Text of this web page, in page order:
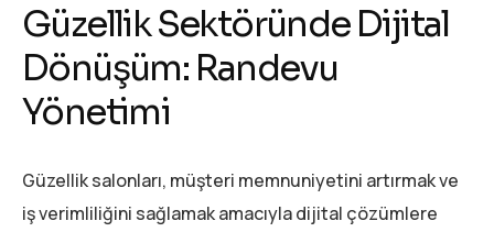
Güzellik Sektöründe Dijital
Dönüşüm: Randevu
Yönetimi
Güzellik salonları, müşteri memnuniyetini artırmak ve
iş verimliliğini sağlamak amacıyla dijital çözümlere